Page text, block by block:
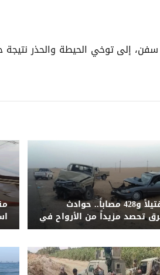
إلى توخي الحيطة والحذر نتيجة
51 قتيلاً و428 مصاباً.. حوادث
تحصد مزيداً من الأرواح في
اليمنية المحررة خلال